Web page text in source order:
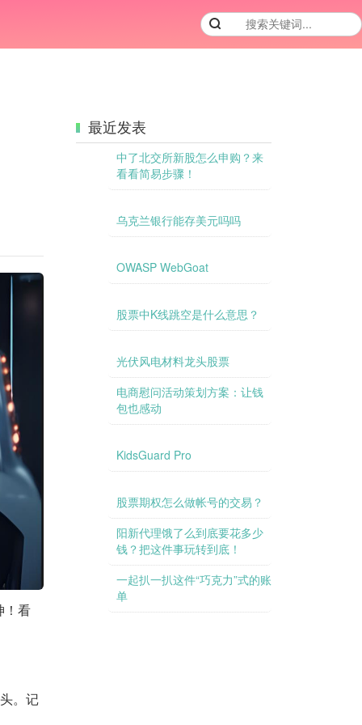
！看
。记
最近发表
中了北交所新股怎么申购？来
看看简易步骤！
乌克兰银行能存美元吗吗
OWASP WebGoat
股票中K线跳空是什么意思？
光伏风电材料龙头股票
电商慰问活动策划方案：让钱
包也感动
KidsGuard Pro
股票期权怎么做帐号的交易？
阳新代理饿了么到底要花多少
钱？把这件事玩转到底！
信托利益到底是多高？让我们
一起扒一扒这件“巧克力”式的账
单